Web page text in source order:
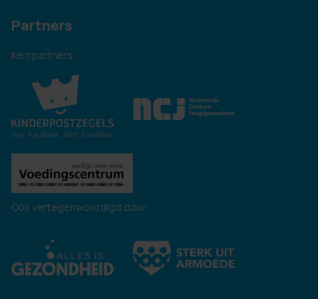
Partners
Kernpartners:
Ook vertegenwoordigd door: